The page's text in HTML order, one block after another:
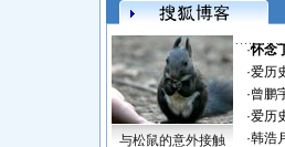
与松鼠的意外接触
·怀念
·爱历
·曾鹏
·爱历
·韩浩